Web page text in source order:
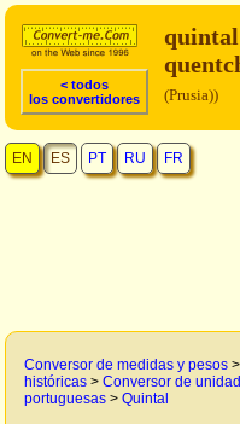
< todos
los convertidores
quintal
(Prusia))
EN ES PT RU FR
Conversor de medidas y pesos >
históricas > Conversor de
portuguesas > Quintal